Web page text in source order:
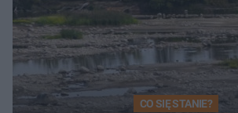
CO SIĘ STANIE?